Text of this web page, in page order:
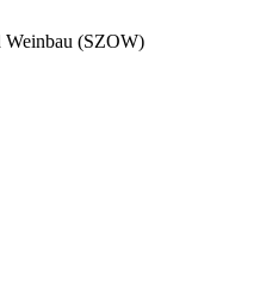
Weinbau (SZOW)